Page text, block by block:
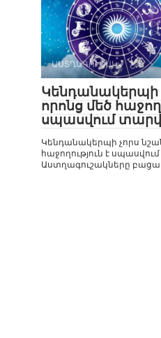
ԱՍՏՂԱԳՈՒՇԱԿ
Կենդանակերպի
որոնց մեծ
սպասվում
Կենդանակերպի չորս
հաջողություն է
Աստղագուշակները